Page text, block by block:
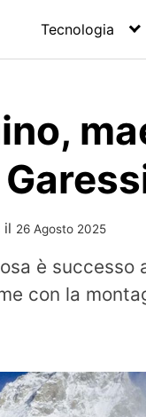
Tecnologia
il 26 Agosto 2025
è
con la